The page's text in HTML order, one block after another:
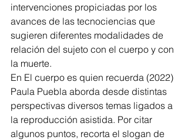
intervenciones propiciadas por los
avances de las tecnociencias que
sugieren diferentes modalidades de
relación del sujeto con el cuerpo y con
la muerte.
En El cuerpo es quien recuerda (2022)
Paula Puebla aborda desde distintas
perspectivas diversos temas ligados a
la reproducción asistida. Por citar
algunos puntos, recorta el slogan de